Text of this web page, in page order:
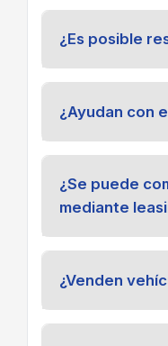
¿Es posible
¿Ayudan con
¿Se puede
mediante
¿Venden